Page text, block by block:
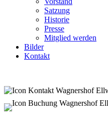
Satzung
Historie
Presse
Mitglied werden
Bilder
Kontakt